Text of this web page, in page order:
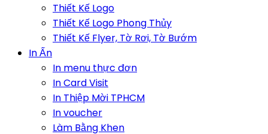
Thiết Kế Logo
Thiết Kế Logo Phong Thủy
Thiết Kế Flyer, Tờ Rơi, Tờ Bướm
In Ấn
In menu thực đơn
In Card Visit
In Thiệp Mời TPHCM
In voucher
Làm Bằng Khen